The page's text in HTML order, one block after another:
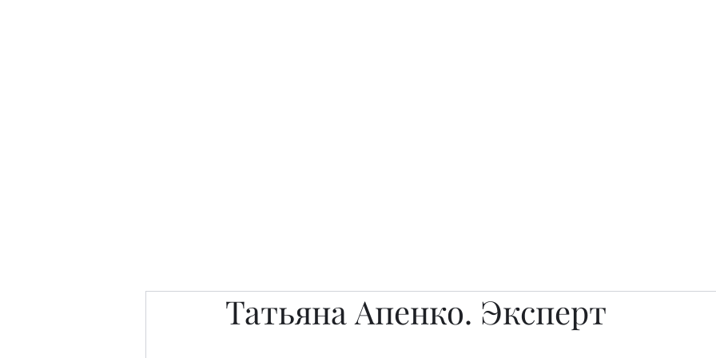
Татьяна Апенко. Эксперт